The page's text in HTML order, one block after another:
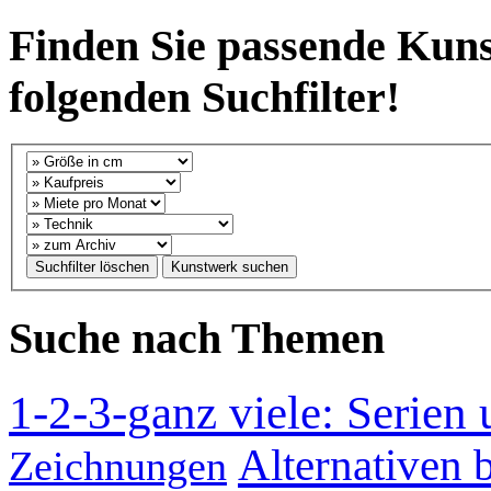
Finden Sie passende
folgenden Suchfilter!
Suche nach Themen
1-2-3-ganz viele: Serien
Zeichnungen Alternativen